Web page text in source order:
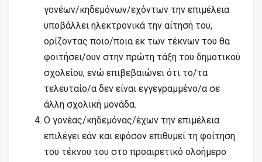
γονέων/κηδεμόνων/εχόντων την επιμέλεια
υποβάλλει ηλεκτρονικά την αίτησή του,
ορίζοντας ποιο/ποια εκ των τέκνων του θα
φοιτήσει/ουν στην πρώτη τάξη του δημοτικού
σχολείου, ενώ επιβεβαιώνει ότι το/τα
τελευταίο/α δεν είναι εγγεγραμμένο/α σε
άλλη σχολική μονάδα.
Ο γονέας/κηδεμόνας/έχων την επιμέλεια
επιλέγει εάν και εφόσον επιθυμεί τη φοίτηση
του τέκνου του στο προαιρετικό ολοήμερο